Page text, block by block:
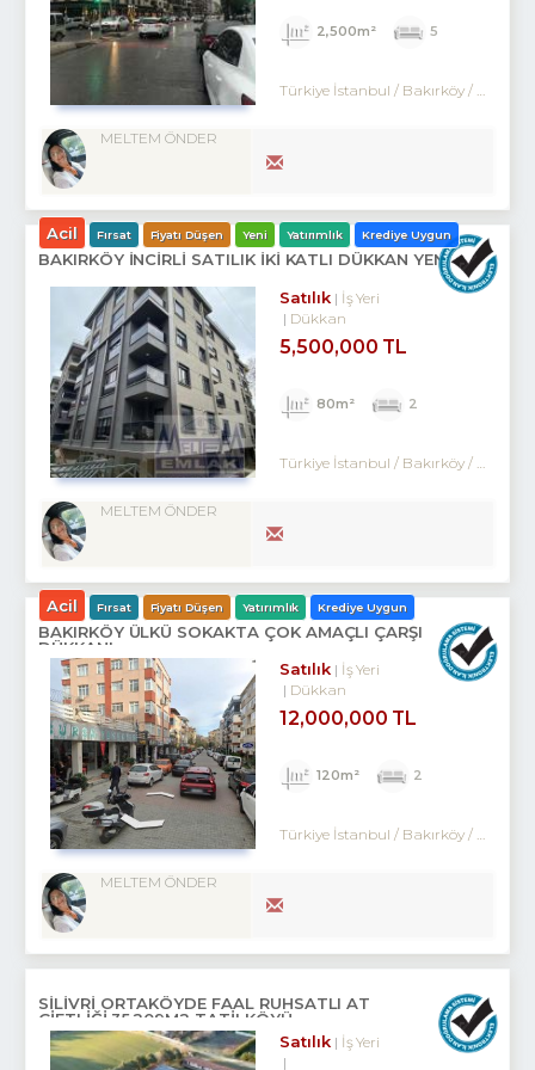
2,500m² 5
Türkiye İstanbul / Bakırköy/ Zuhuratbaba
MELTEM ÖNDER
Acil Fırsat Fiyatı Düşen Yeni Yatırımlık Krediye Uygun
BAKIRKÖY İNCİRLİ SATILIK İKİ KATLI DÜKKAN YENİ BİNA
Satılık
İş Yeri
Dükkan
5,500,000 TL
80m² 2
Türkiye İstanbul / Bakırköy/ Kartaltepe
MELTEM ÖNDER
Acil Fırsat Fiyatı Düşen Yatırımlık Krediye Uygun
BAKIRKÖY ÜLKÜ SOKAKTA ÇOK AMAÇLI ÇARŞI
DÜKKANI
Satılık
İş Yeri
Dükkan
12,000,000 TL
120m² 2
Türkiye İstanbul / Bakırköy/ Kartaltepe
MELTEM ÖNDER
SILIVRI ORTAKÖYDE FAAL RUHSATLI AT
ÇIFTLIĞI,35.209M2 TATILKÖYÜ
Satılık
İş Yeri